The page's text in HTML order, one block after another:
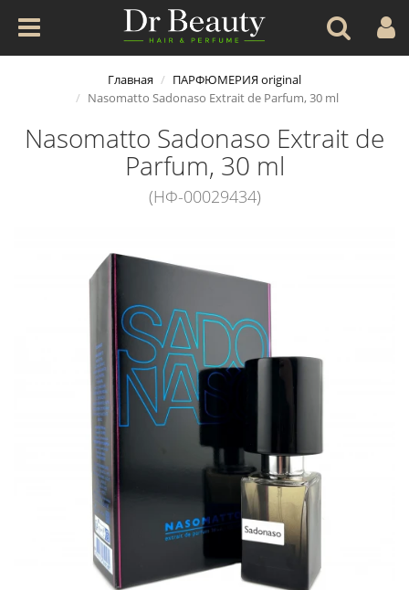
Главная
ПАРФЮМЕРИЯ original
Nasomatto Sadonaso Extrait de Parfum, 30 ml
Nasomatto Sadonaso Extrait de
Parfum, 30 ml
(НФ-00029434)